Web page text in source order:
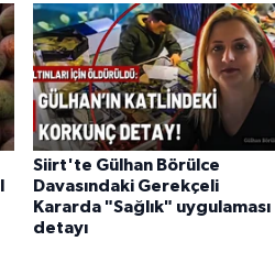
Siirt'te Gülhan Börülce
Davasındaki Gerekçeli
Kararda "Sağlık" uygulaması
detayı